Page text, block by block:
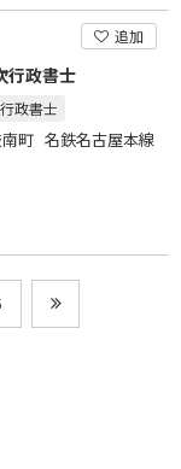
追加
行政書士
行政書士
町 名鉄名古屋本線